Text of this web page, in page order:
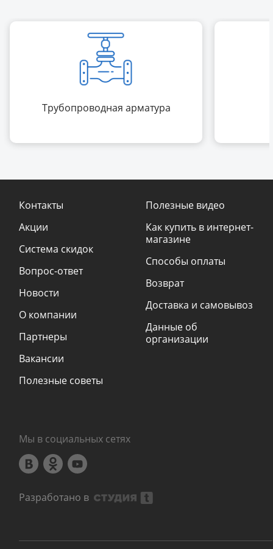
Трубопроводная арматура
Контакты
Акции
Система скидок
Вопрос-ответ
Новости
О компании
Партнеры
Вакансии
Полезные советы
Полезные видео
Как купить в интернет-
магазине
Способы оплаты
Возврат
Доставка и самовывоз
Данные об
организации
Мы в социальных сетях
Разработано в